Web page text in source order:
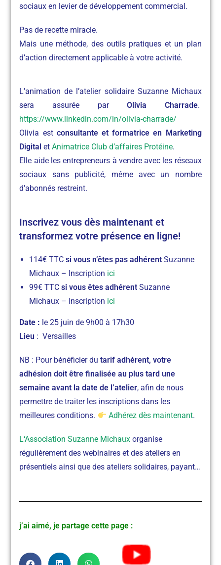
sociaux en levier de développement commercial.
Pas de recette miracle.
Mais une méthode, des outils pratiques et un plan
d’action directement applicable à votre activité.
L’animation de l’atelier solidaire Suzanne Michaux
sera assurée parOlivia Charrade.
https://www.linkedin.com/in/olivia-charrade/
Olivia est consultante et formatrice en Marketing
Digital etAnimatrice Club d’affaires Protéine.
Elle aide les entrepreneurs à vendre avec les réseaux
sociaux sans publicité, même avec un nombre
d’abonnés restreint.
Inscrivez vous dès maintenant et
transformez votre présence en ligne!
114€ TTCsi vous n’êtes pas adhérent Suzanne
Michaux – Inscription ici
99€ TTCsi vous êtes adhérent Suzanne
Michaux – Inscription ici
Date : le 25 juinde 9h00 à 17h30
Lieu : Versailles
NB : Pour bénéficier dutarif adhérent, votre
adhésion doit être finalisée au plus tard une
semaine avant la date de l’atelier, afin de nous
permettre de traiter les inscriptions dans les
meilleures conditions.
Adhérez dès maintenant.
L‘Association Suzanne Michaux organise
régulièrement des webinaires et des ateliers en
présentiels ainsi que des ateliers solidaires, payant…
j’ai aimé, je partage cette page :